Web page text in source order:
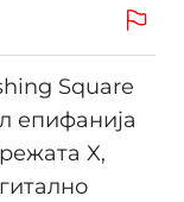
Square
епифанија
X,